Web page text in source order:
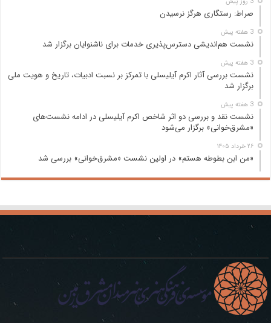
صراط: رستگاری هرگز نرسیدن
3 هفته پیش
نشست هم‌اندیشی دسترس‌پذیری خدمات برای ناشنوایان برگزار شد
3 هفته پیش
نشست بررسی آثار اکرم آیلیسلی با تمرکز بر نسبت ادبیات، تاریخ و هویت ملی
برگزار شد
3 هفته پیش
نشست نقد و بررسی دو اثر شاخص اکرم آیلیسلی در ادامه نشست‌های
«مشرق‌خوانی» برگزار می‌شود
۲۶ خرداد ۱۴۰۵
«من ابن بطوطه هستم» در اولین نشست «مشرق‌خوانی» بررسی شد